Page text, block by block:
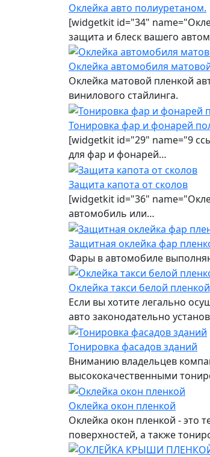
Оклейка авто полиуретаном.
[widgetkit id="34"
защита и блеск вашего
Оклейка автомобиля
Оклейка матовой пленкой
винилового стайлинга.
Тонировка фар и фонарей
[widgetkit id="29" name="9
для фар и фонарей…
Защита капота от сколов
[widgetkit id="36"
автомобиль или…
Защитная оклейка фар
Фары в автомобиле
Оклейка такси белой пленкой
Если вы хотите легально
авто законодательно
Тонировка фасадов зданий
Вниманию владельцев
высококачественными
Оклейка окон пленкой
Оклейка окон пленкой - это
поверхностей, а также